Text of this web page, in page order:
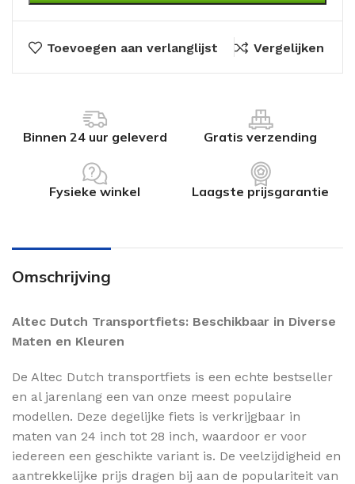
Toevoegen aan verlanglijst Vergelijken
Binnen 24 uur geleverd Gratis verzending
Fysieke winkel Laagste prijsgarantie
Omschrijving
Altec Dutch Transportfiets: Beschikbaar in Diverse
Maten en Kleuren
De Altec Dutch transportfiets is een echte bestseller
en al jarenlang een van onze meest populaire
modellen. Deze degelijke fiets is verkrijgbaar in
maten van 24 inch tot 28 inch, waardoor er voor
iedereen een geschikte variant is. De veelzijdigheid en
aantrekkelijke prijs dragen bij aan de populariteit van